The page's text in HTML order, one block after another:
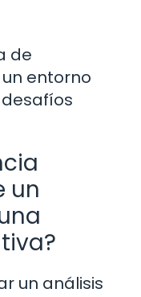
de
entorno
un
un análisis